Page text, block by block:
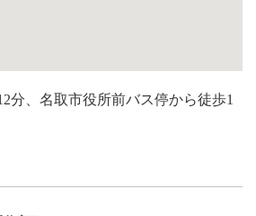
分、名取市役所前バス停から徒歩1